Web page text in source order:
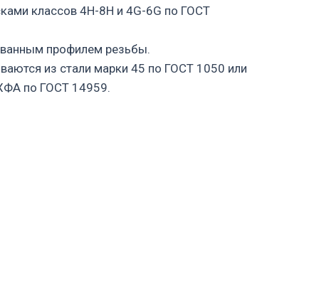
классов 4H-8H и 4G-6G по ГОСТ
профилем резьбы.
из стали марки 45 по ГОСТ 1050 или
по ГОСТ 14959.